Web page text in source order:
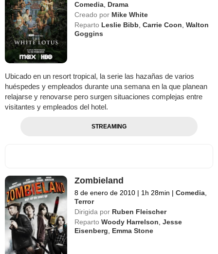
Comedia Drama
Creado por Mike White
Reparto Leslie Bibb ,Carrie Coon ,Walton
Goggins
Ubicado en un resort tropical, la serie las hazañas de varios
huéspedes y empleados durante una semana en la que planean
relajarse y renovarse pero surgen situaciones complejas entre
visitantes y empleados del hotel.
STREAMING
Zombieland
8 de enero de 2010 | 1h 28min | Comedia
Terror
Dirigida por Ruben Fleischer
Reparto Woody Harrelson ,Jesse
Eisenberg
Emma Stone